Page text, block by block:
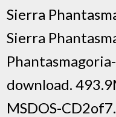
Sierra
Sierra
download.
MSDOS-